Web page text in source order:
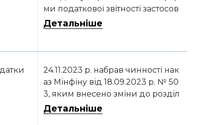
ми податкової звітності застосов
уватимуться починаючи зі звітів
алі 2023 року
Детальніше
24.11.2023 р. набрав чинності нак
аз Мінфіну від 18.09.2023 р. № 50
3, яким внесено зміни до розділ
у II Порядку підтвердження мож
Детальніше